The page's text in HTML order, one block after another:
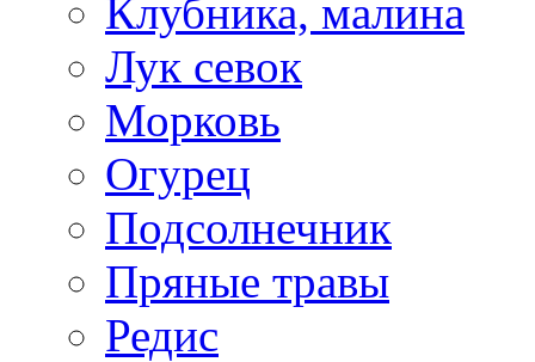
Клубника, малина
Лук севок
Морковь
Огурец
Подсолнечник
Пряные травы
Редис